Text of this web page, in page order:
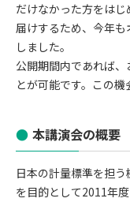
だけなかった方をは
届けするため、今年
しました。
公開期間内であれば
とが可能です。この機
本講演会の概要
日本の計量標準を担
を目的として2011年